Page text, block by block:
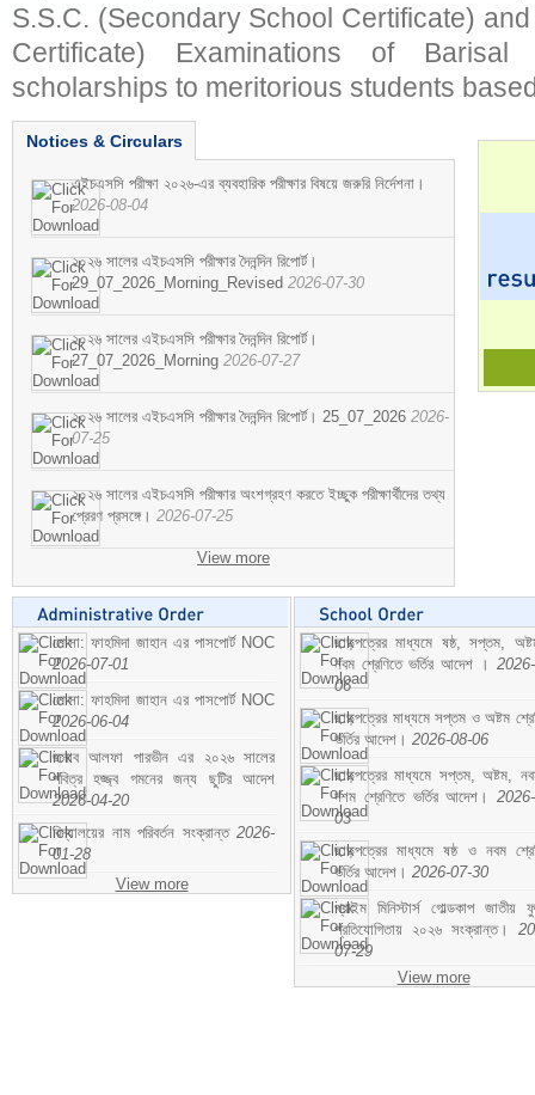
S.S.C. (Secondary School Certificate)
Certificate) Examinations of
scholarships to meritorious students
Notices & Circulars
এইচএসসি পরীক্ষা ২০২৬-এর ব্যবহারিক পরীক্ষার বিষয়ে জরুরি নির্দেশনা।
2026-08-04
২০২৬ সালের এইচএসসি পরীক্ষার দৈনন্দিন রিপোর্ট।
29_07_2026_Morning_Revised 2026-07-30
২০২৬ সালের এইচএসসি পরীক্ষার দৈনন্দিন রিপোর্ট।
27_07_2026_Morning 2026-07-27
২০২৬ সালের এইচএসসি পরীক্ষার দৈনন্দিন রিপোর্ট। 25_07_2026 2026-
07-25
২০২৬ সালের এইচএসসি পরীক্ষার অংশগ্রহণ করতে ইচ্ছুক পরীক্ষার্থীদের তথ্য
প্রেরণ প্রসঙ্গে। 2026-07-25
View more
মোসা: ফাহমিদা জাহান এর পাসপোর্ট NOC
2026-07-01
মোসা: ফাহমিদা জাহান এর পাসপোর্ট NOC
2026-06-04
জনাব আলফা পারভীন এর ২০২৬ সালের
পবিত্র হজ্জ্ব গমনের জন্য ছুটির আদেশ
2026-04-20
বিদ্যালয়ের নাম পরিবর্তন সংক্রান্ত 2026-
01-28
View more
ছাড়পত্রের মাধ্যমে ষষ্ঠ, সপ্তম,
নবম শ্রেণিতে ভর্তির আদেশ ।
06
ছাড়পত্রের মাধ্যমে সপ্তম ও অষ্টম
ভর্তির আদেশ। 2026-08-06
ছাড়পত্রের মাধ্যমে সপ্তম, অষ্টম,
দশম শ্রেণিতে ভর্তির আদেশ।
03
ছাড়পত্রের মাধ্যমে ষষ্ঠ ও নবম
ভর্তির আদেশ। 2026-07-30
প্রাইম মিনিস্টার্স গোল্ডকাপ জাতীয়
প্রতিযোগিতায় ২০২৬ সংক্রান্ত।
07-29
View more